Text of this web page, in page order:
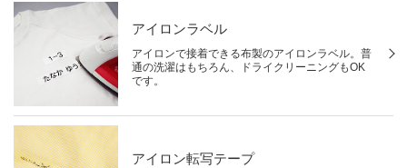
アイロンラベル
アイロンで接着できる布製のアイロンラベル。普
通の洗濯はもちろん、ドライクリーニングもOK
です。
アイロン転写テープ